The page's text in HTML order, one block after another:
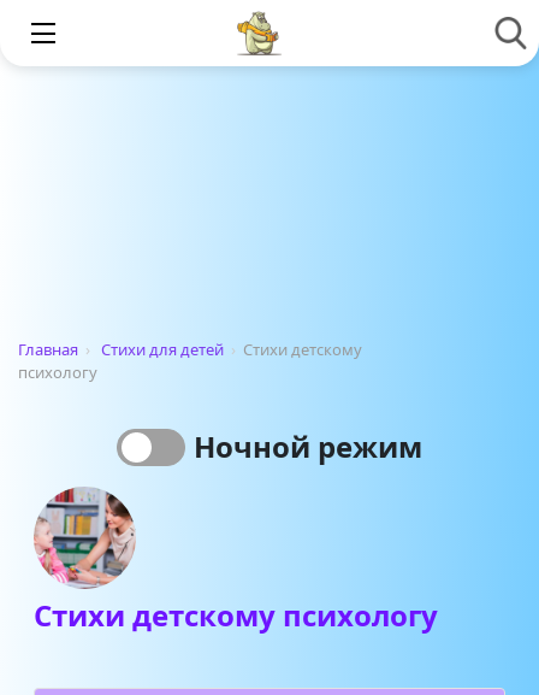
Главная › Стихи для детей › Стихи детскому
психологу
Ночной режим
Стихи детскому психологу